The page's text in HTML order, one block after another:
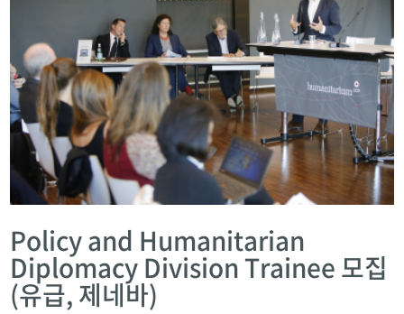
Policy and Humanitarian
Diplomacy Division Trainee 모집
(유급, 제네바)